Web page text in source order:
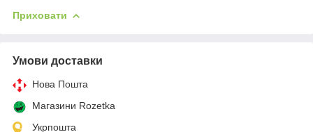
Приховати
Умови доставки
Нова Пошта
Магазини Rozetka
Укрпошта